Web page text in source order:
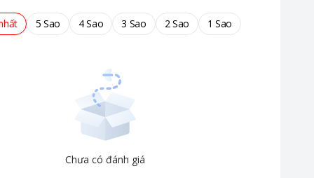
5 Sao 4 Sao 3 Sao 2 Sao 1 Sao
Chưa có đánh giá